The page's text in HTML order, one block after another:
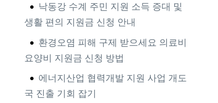
낙동강 수계 주민 지원 소득 증대 및
생활 편의 지원금 신청 안내
환경오염 피해 구제 받으세요 의료비
요양비 지원금 신청 방법
에너지산업 협력개발 지원 사업 개도
국 진출 기회 잡기